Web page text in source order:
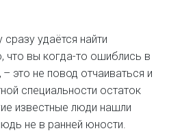
удаётся найти
что вы когда-то ошиблись в
это не повод отчаиваться и
специальности остаток
известные люди нашли
не в ранней юности.